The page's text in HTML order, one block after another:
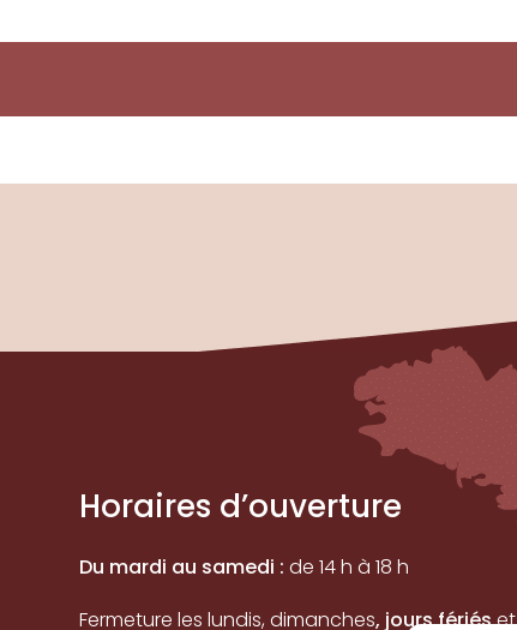
Horaires d’ouverture
Du mardi au samedi : de 14 h à 18 h
Fermeture les lundis, dimanches, jours fériéset